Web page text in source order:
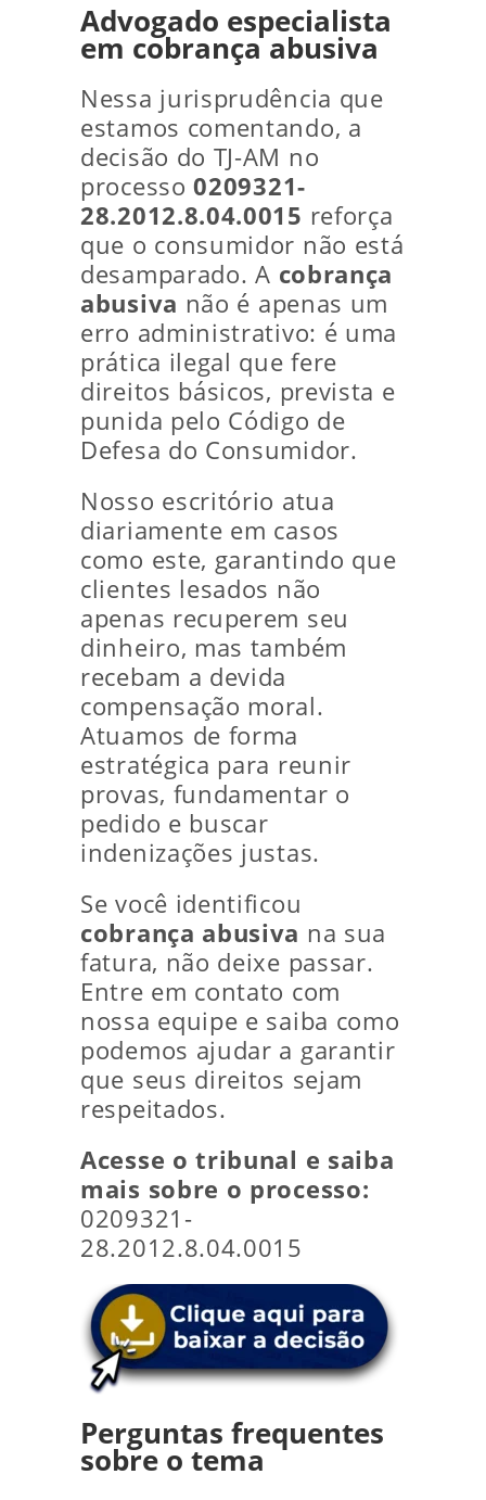
Advogado especialista
em cobrança abusiva
Nessa jurisprudência que
estamos comentando, a
decisão do TJ-AM no
processo0209321-
28.2012.8.04.0015 reforça
que o consumidor não está
desamparado. A cobrança
abusiva não é apenas um
erro administrativo: é uma
prática ilegal que fere
direitos básicos, prevista e
punida pelo Código de
Defesa do Consumidor.
Nosso escritório atua
diariamente em casos
como este, garantindo que
clientes lesados não
apenas recuperem seu
dinheiro, mas também
recebam a devida
compensação moral.
Atuamos de forma
estratégica para reunir
provas, fundamentar o
pedido e buscar
indenizações justas.
Se você identificou
cobrança abusiva na sua
fatura, não deixe passar.
Entre em contato com
nossa equipe e saiba como
podemos ajudar a garantir
que seus direitos sejam
respeitados.
Acesse o tribunal e saiba
mais sobre o processo:
0209321-
28.2012.8.04.0015
Perguntas frequentes
sobre o tema